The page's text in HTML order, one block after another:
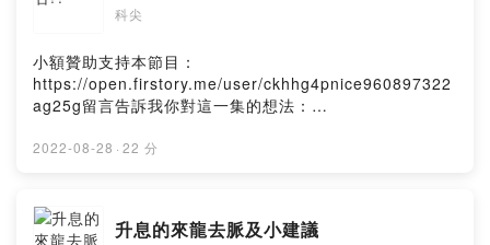
科尖
小額贊助支持本節目：
https://open.firstory.me/user/ckhhg4pnice960897322
ag25g留言告訴我你對這一集的想法：
ag25g/commentsPowered by Firstory Hosting
2022-08-28 · 22 分
升息的來龍去脈及小建議